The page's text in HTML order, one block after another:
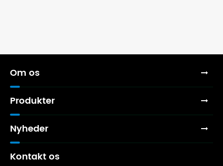
Om os
Produkter
Nyheder
Kontakt os